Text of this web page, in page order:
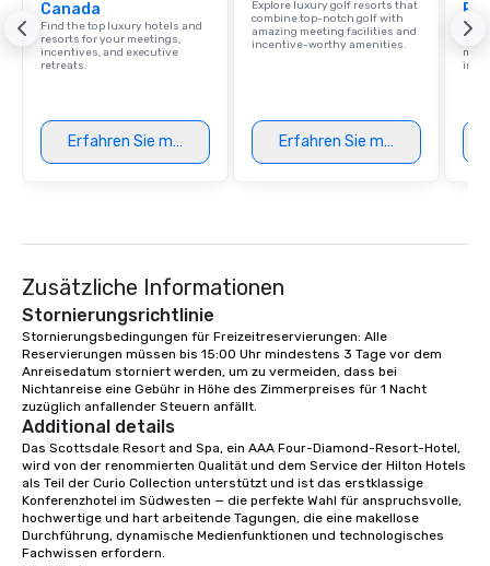
region. ★ STAR LYNN FIEGENER- LEAD
AND BACKGROUND VOCALS ★ ★ JIM
FIEGENER- GUITARS, LEAD AND
BACKGROUND VOCALS ★ ★ TINO
MAGAZU- DRUMS ★
Canada
Find the top luxury hotels and
resorts for your meetings,
incentives, and executive
retreats.
Erfahren Sie mehr
Explore luxury golf resorts that
combine top-notch golf with
amazing meeting facilities and
incentive-worthy amenities.
Erfahren Sie mehr
Zusätzliche Informationen
Stornierungsrichtlinie
Stornierungsbedingungen für Freizeitreservierungen: Alle
Reservierungen müssen bis 15:00 Uhr mindestens 3 Tage vor dem
Anreisedatum storniert werden, um zu vermeiden, dass bei
Nichtanreise eine Gebühr in Höhe des Zimmerpreises für 1 Nacht
zuzüglich anfallender Steuern anfällt.
Additional details
Das Scottsdale Resort and Spa, ein AAA Four-Diamond-Resort-Hotel,
wird von der renommierten Qualität und dem Service der Hilton Hotels
als Teil der Curio Collection unterstützt und ist das erstklassige
Konferenzhotel im Südwesten — die perfekte Wahl für anspruchsvolle,
hochwertige und hart arbeitende Tagungen, die eine makellose
Durchführung, dynamische Medienfunktionen und technologisches
Fachwissen erfordern.